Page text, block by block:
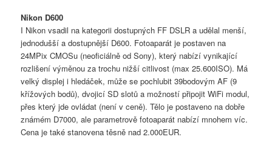
Nikon D600
I Nikon vsadil na kategorii dostupných FF DSLR a udělal menší,
jednodušší a dostupnější D600. Fotoaparát je postaven na
24MPix CMOSu (neoficiálně od Sony), který nabízí vynikající
rozlišení výměnou za trochu nižší citlivost (max 25.600ISO). Má
velký displej i hledáček, může se pochlubit 39bodovým AF (9
křížových bodů), dvojicí SD slotů a možností připojit WiFi modul,
přes který jde ovládat (není v ceně). Tělo je postaveno na dobře
známém D7000, ale parametrově fotoaparát nabízí mnohem víc.
Cena je také stanovena těsně nad 2.000EUR.